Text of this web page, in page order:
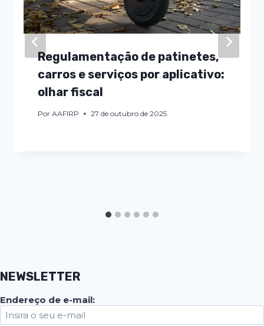
Regulamentação de patinetes,
carros e serviços por aplicativo:
olhar fiscal
Por AAFIRP 27 de outubro de 2025
NEWSLETTER
Endereço de e-mail: